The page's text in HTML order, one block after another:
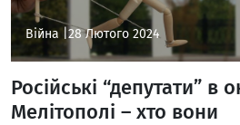
Війна | 28 Лютого 2024
Російські “депутати” в
Мелітополі – хто вони